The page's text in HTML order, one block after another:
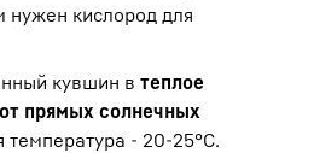
нужен кислород для
кувшин в теплое
от прямых солнечных
температура - 20-25°C.